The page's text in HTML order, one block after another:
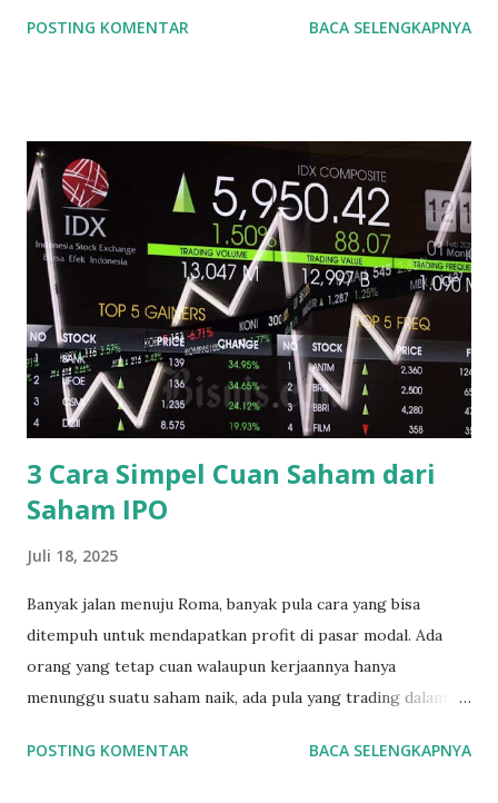
membuka rekening saham online di Phillip Sekuritas
Tabungan (Jika menggunakan RDN Bank Mandiri dan
Sinarmas)* *Khusus untuk yang ingin membuka Rekening
Saham BCA dan Bank Permata, poin yg ketiga tidak
diperlukan . Yang penting kamu sudah mengingat nomor
rekening BCA atau Permata nya. Nah satu keunggulan jika
kamu sudah memakai rekening BCA atau rekening Bank
Permata, kamu tidak perlu print dokumen fisik lagi. Jadi bisa
langsung daftar sampai selesai semuanya full online. Jadi
melalui handphone kamu, sekarang kamu bisa membuka
akun saham online . ...
POSTING KOMENTAR BACA SELENGKAPNYA
3 Cara Simpel Cuan Saham dari
Saham IPO
Juli 18, 2025
Banyak jalan menuju Roma, banyak pula cara yang bisa
ditempuh untuk mendapatkan profit di pasar modal. Ada
orang yang tetap cuan walaupun kerjaannya hanya
menunggu suatu saham naik, ada pula yang trading dalam
menit. Nah ada pula yang cuan dari membeli saham2 IPO.
POSTING KOMENTAR BACA SELENGKAPNYA